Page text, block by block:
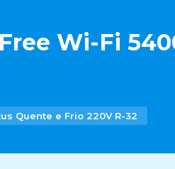
Wi-Fi
Quente e Frio 220V R-32